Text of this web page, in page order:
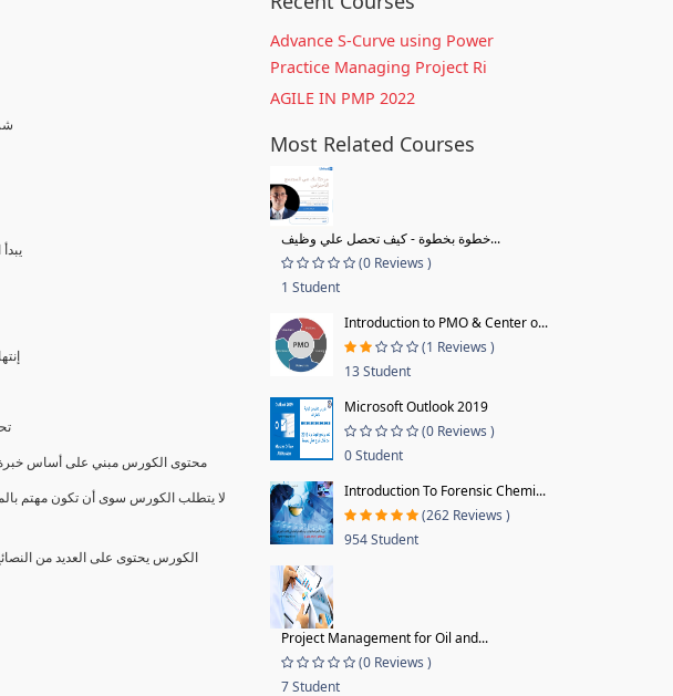
محتوى الكورس مبني على أساس خبرة
لا يتطلب الكورس سوى أن تكون مهتم
الكورس يحتوى على العديد من
Advance S-Curve using Power
Practice Managing Project Ri
AGILE IN PMP 2022
Most Related Courses
خطوة بخطوة - كيف تحصل علي وظيف...
(0 Reviews )
1 Student
Introduction to PMO & Center o...
(1 Reviews )
13 Student
Microsoft Outlook 2019
(0 Reviews )
0 Student
Introduction To Forensic Chemi...
(262 Reviews )
954 Student
Project Management for Oil and...
(0 Reviews )
7 Student